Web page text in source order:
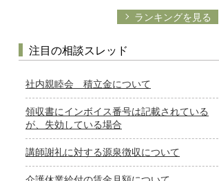
ランキングを見る
注目の相談スレッド
社内親睦会 積立金について
領収書にインボイス番号は記載されている
が、失効している場合
講師謝礼に対する源泉徴収について